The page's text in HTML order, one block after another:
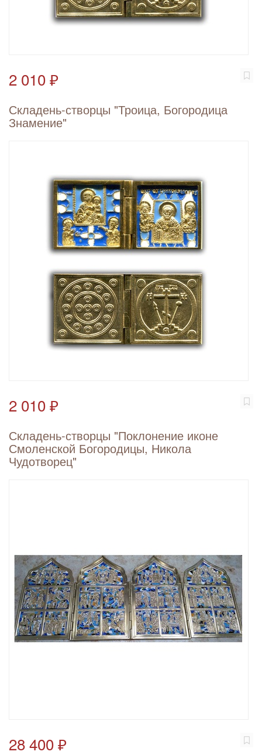
2 010 ₽
Складень-створцы "Троица, Богородица
Знамение"
2 010 ₽
Складень-створцы "Поклонение иконе
Смоленской Богородицы, Никола
Чудотворец"
28 400 ₽